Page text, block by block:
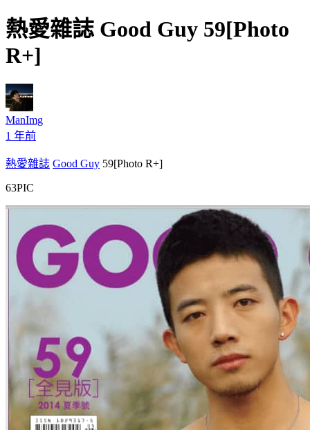
熱愛雜誌 Good Guy 59[Photo
R+]
ManImg
1 年前
熱愛雜誌 Good Guy 59[Photo R+]
63PIC